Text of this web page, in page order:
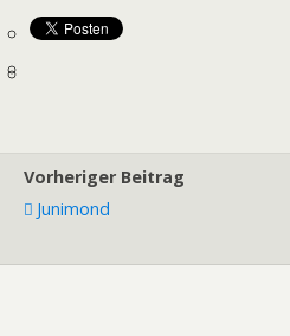
Vorheriger Beitrag
Junimond